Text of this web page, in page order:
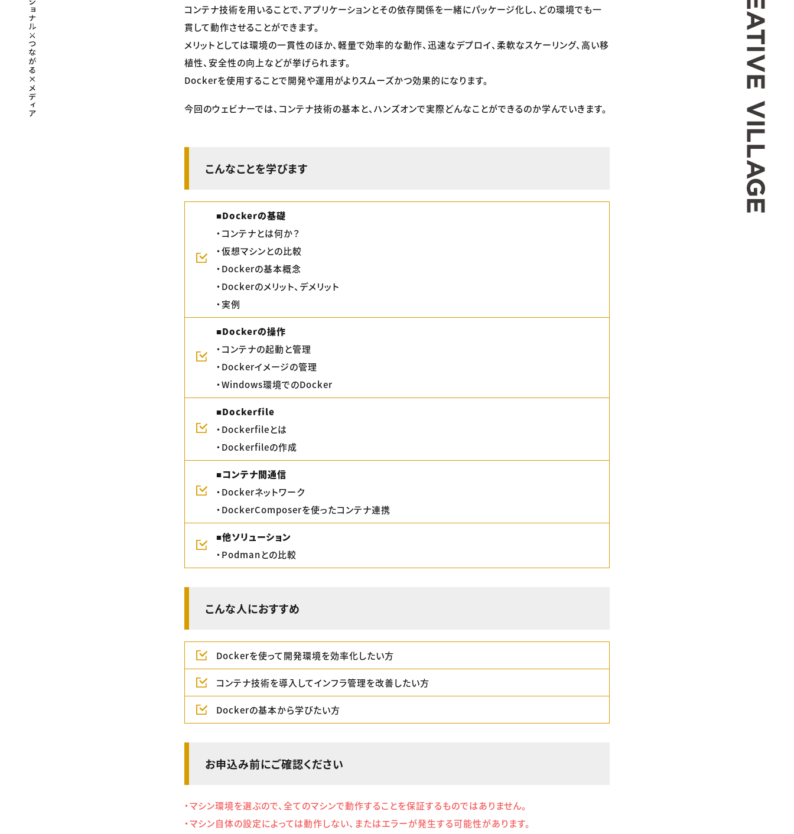
コンテナ技術を用いることで、アプリケーションとその依存関係を一緒にパッケージ化し、どの環境でも一
貫して動作させることができます。
メリットとしては環境の一貫性のほか、軽量で効率的な動作、迅速なデプロイ、柔軟なスケーリング、高い移
植性、安全性の向上などが挙げられます。
Dockerを使用することで開発や運用がよりスムーズかつ効果的になります。
今回のウェビナーでは、コンテナ技術の基本と、ハンズオンで実際どんなことができるのか学んでいきます。
こんなことを学びます
■Dockerの基礎
・コンテナとは何か？
・仮想マシンとの比較
・Dockerの基本概念
・Dockerのメリット、デメリット
・実例
■Dockerの操作
・コンテナの起動と管理
・Dockerイメージの管理
・Windows環境でのDocker
■Dockerfile
・Dockerfileとは
・Dockerfileの作成
■コンテナ間通信
・Dockerネットワーク
・DockerComposerを使ったコンテナ連携
■他ソリューション
・Podmanとの比較
こんな人におすすめ
Dockerを使って開発環境を効率化したい方
コンテナ技術を導入してインフラ管理を改善したい方
Dockerの基本から学びたい方
お申込み前にご確認ください
・マシン環境を選ぶので、全てのマシンで動作することを保証するものではありません。
・マシン自体の設定によっては動作しない、またはエラーが発生する可能性があります。